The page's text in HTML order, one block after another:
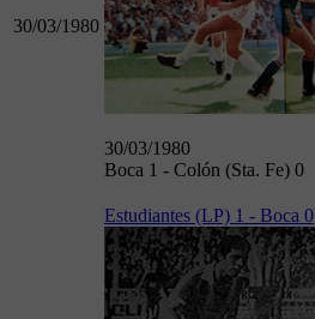
30/03/1980
30/03/1980
Boca 1 - Colón (Sta. Fe) 0
Estudiantes (LP) 1 - Boca 0